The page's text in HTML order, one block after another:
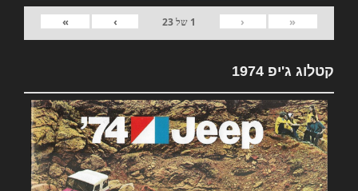
«
‹
1 של23
›
»
קטלוג ג'יפ 1974